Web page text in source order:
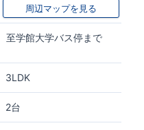
周辺マップを見る
学館大学バス停まで
3LDK
2台